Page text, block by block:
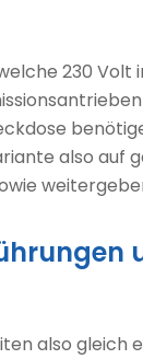
230
also
also gleich